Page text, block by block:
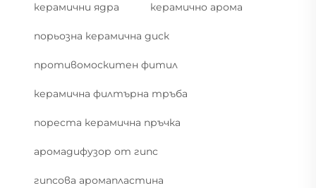
керамични ядра керамично арома
порьозна керамична диск
противомоскитен фитил
керамична филтърна тръба
пореста керамична пръчка
аромадифузор от гипс
гипсова аромапластина